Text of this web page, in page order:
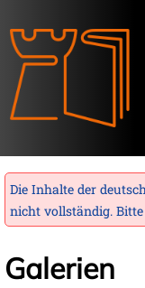
Die Inhalte der
nicht vollständig.
Galerien